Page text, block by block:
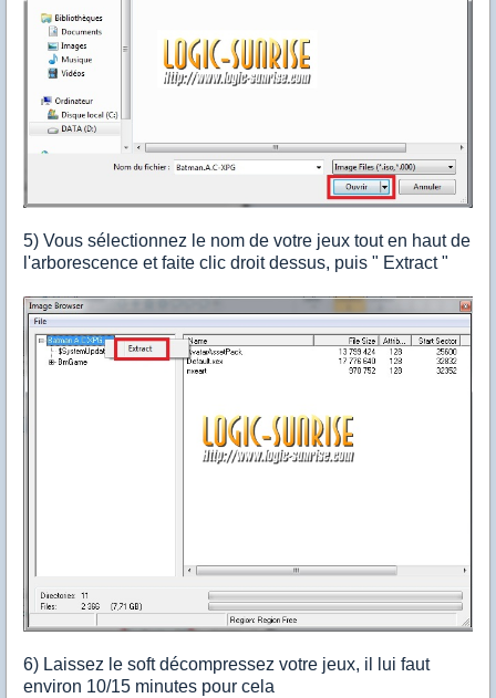
5) Vous sélectionnez le nom de votre jeux tout en haut de
l'arborescence et faite clic droit dessus, puis " Extract "
6) Laissez le soft décompressez votre jeux, il lui faut
environ 10/15 minutes pour cela